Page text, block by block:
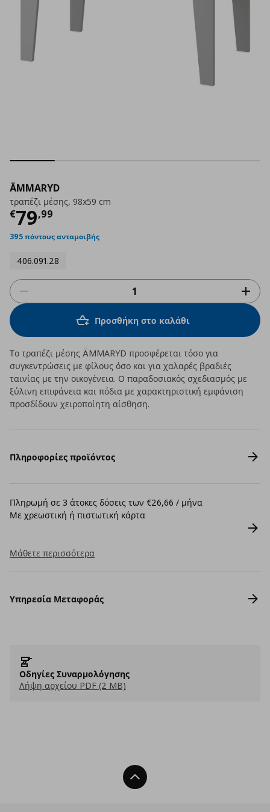
ÄMMARYD
τραπέζι μέσης, 98x59 cm
€79,99
Τρέχουσα τιμή
395 πόντους ανταμοιβής
406.091.28
Προσθήκη στο καλάθι
Το τραπέζι μέσης ÄMMARYD προσφέρεται τόσο για
συγκεντρώσεις με φίλους όσο και για χαλαρές βραδιές
ταινίας με την οικογένεια. Ο παραδοσιακός σχεδιασμός με
ξύλινη επιφάνεια και πόδια με χαρακτηριστική εμφάνιση
προσδίδουν χειροποίητη αίσθηση.
Πληροφορίες προϊόντος
Πληρωμή σε 3 άτοκες δόσεις των €26,66 / μήνα
Με χρεωστική ή πιστωτική κάρτα
Μάθετε περισσότερα
Υπηρεσία Μεταφοράς
Οδηγίες Συναρμολόγησης
Λήψη αρχείου PDF (2 MB)
Back To Top